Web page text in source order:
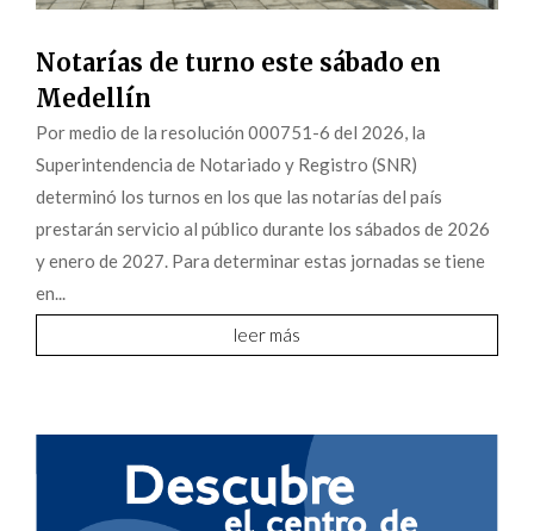
Notarías de turno este sábado en
Medellín
Por medio de la resolución 000751-6 del 2026, la
Superintendencia de Notariado y Registro (SNR)
determinó los turnos en los que las notarías del país
prestarán servicio al público durante los sábados de 2026
y enero de 2027. Para determinar estas jornadas se tiene
en...
leer más